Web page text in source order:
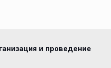
и проведение